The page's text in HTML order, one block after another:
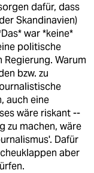
dafür, dass
Skandinavien)
war *keine*
politische
Warum
bzw. zu
auch eine
wäre riskant --
zu machen, wäre
Dafür
aber